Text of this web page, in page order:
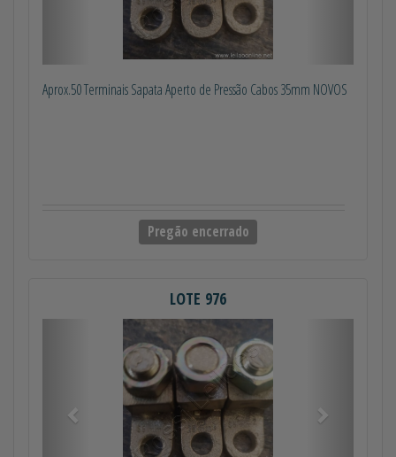
Aprox.50 Terminais Sapata Aperto de Pressão Cabos 35mm NOVOS
Pregão encerrado
LOTE 976